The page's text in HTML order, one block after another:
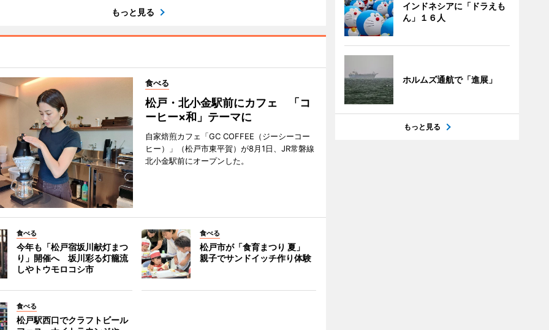
もっと見る
食べる
松戸・北小金駅前にカフェ 「コ
ーヒー×和」テーマに
自家焙煎カフェ「GC COFFEE（ジーシーコー
ヒー）」（松戸市東平賀）が8月1日、JR常磐線
北小金駅前にオープンした。
食べる
今年も「松戸宿坂川献灯まつ
り」開催へ 坂川彩る灯籠流
しやトウモロコシ市
食べる
松戸市が「食育まつり 夏」
親子でサンドイッチ作り体験
食べる
松戸駅西口でクラフトビール
インドネシアに「ドラえも
ん」１６人
ホルムズ通航で「進展」
もっと見る